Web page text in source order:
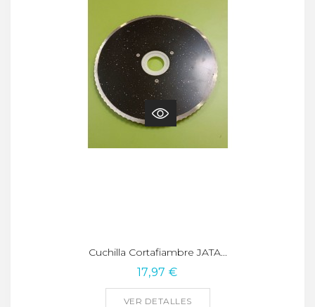
Cuchilla Cortafiambre JATA...
17,97 €
VER DETALLES